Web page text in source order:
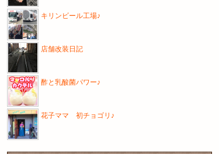
キリンビール工場♪
店舗改装日記
酢と乳酸菌パワー♪
花子ママ 初チョゴリ♪